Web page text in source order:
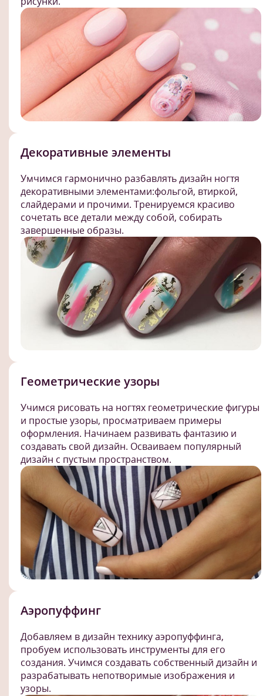
Декоративные элементы
Умчимся гармонично разбавлять дизайн ногтя
декоративными элементами:фольгой, втиркой,
слайдерами и прочими. Тренируемся красиво
сочетать все детали между собой, собирать
завершенные образы.
Геометрические узоры
Учимся рисовать на ногтях геометрические фигуры
и простые узоры, просматриваем примеры
оформления. Начинаем развивать фантазию и
создавать свой дизайн. Осваиваем популярный
дизайн с пустым пространством.
Аэропуффинг
Добавляем в дизайн технику аэропуффинга,
пробуем использовать инструменты для его
создания. Учимся создавать собственный дизайн и
разрабатывать непотворимые изображения и
узоры.